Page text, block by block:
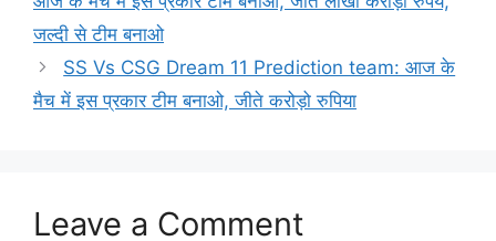
जल्दी से टीम बनाओ
SS Vs CSG Dream 11 Prediction team: आज के
मैच में इस प्रकार टीम बनाओ, जीते करोड़ो रुपिया
Leave a Comment